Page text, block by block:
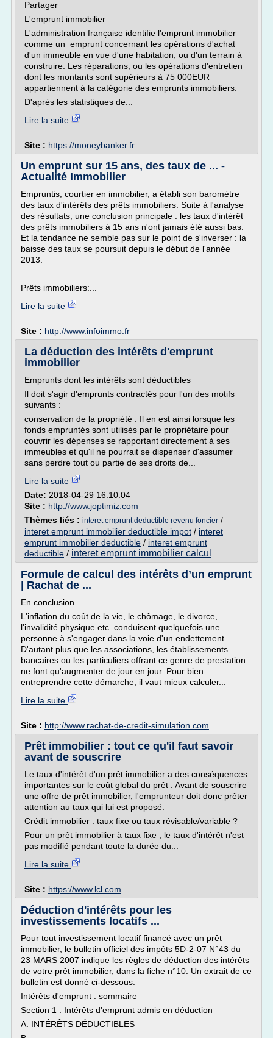
Partager
L'emprunt immobilier
L'administration française identifie l'emprunt immobilier
comme un emprunt concernant les opérations d'achat
d'un immeuble en vue d'une habitation, ou d'un terrain à
construire. Les réparations, ou les opérations d'entretien
dont les montants sont supérieurs à 75 000EUR
appartiennent à la catégorie des emprunts immobiliers.
D'après les statistiques de...
Lire la suite
Site : https://moneybanker.fr
Un emprunt sur 15 ans, des taux de ... -
Actualité Immobilier
Empruntis, courtier en immobilier, a établi son baromètre
des taux d'intérêts des prêts immobiliers. Suite à l'analyse
des résultats, une conclusion principale : les taux d'intérêt
des prêts immobiliers à 15 ans n'ont jamais été aussi bas.
Et la tendance ne semble pas sur le point de s'inverser : la
baisse des taux se poursuit depuis le début de l'année
2013.
Prêts immobiliers:...
Lire la suite
Site : http://www.infoimmo.fr
La déduction des intérêts d'emprunt
immobilier
Emprunts dont les intérêts sont déductibles
Il doit s'agir d'emprunts contractés pour l'un des motifs
suivants :
conservation de la propriété : Il en est ainsi lorsque les
fonds empruntés sont utilisés par le propriétaire pour
couvrir les dépenses se rapportant directement à ses
immeubles et qu'il ne pourrait se dispenser d'assumer
sans perdre tout ou partie de ses droits de...
Lire la suite
Date: 2018-04-29 16:10:04
Site : http://www.joptimiz.com
Thèmes liés : interet emprunt deductible revenu foncier /
interet emprunt immobilier deductible impot / interet
emprunt immobilier deductible / interet emprunt
deductible / interet emprunt immobilier calcul
Formule de calcul des intérêts d’un emprunt
| Rachat de ...
En conclusion
L'inflation du coût de la vie, le chômage, le divorce,
l'invalidité physique etc. conduisent quelquefois une
personne à s'engager dans la voie d'un endettement.
D'autant plus que les associations, les établissements
bancaires ou les particuliers offrant ce genre de prestation
ne font qu'augmenter de jour en jour. Pour bien
entreprendre cette démarche, il vaut mieux calculer...
Lire la suite
Site : http://www.rachat-de-credit-simulation.com
Prêt immobilier : tout ce qu'il faut savoir
avant de souscrire
Le taux d'intérêt d'un prêt immobilier a des conséquences
importantes sur le coût global du prêt . Avant de souscrire
une offre de prêt immobilier, l'emprunteur doit donc prêter
attention au taux qui lui est proposé.
Crédit immobilier : taux fixe ou taux révisable/variable ?
Pour un prêt immobilier à taux fixe , le taux d'intérêt n'est
pas modifié pendant toute la durée du...
Lire la suite
Site : https://www.lcl.com
Déduction d'intérêts pour les
investissements locatifs ...
Pour tout investissement locatif financé avec un prêt
immobilier, le bulletin officiel des impôts 5D-2-07 N°43 du
23 MARS 2007 indique les règles de déduction des intérêts
de votre prêt immobilier, dans la fiche n°10. Un extrait de ce
bulletin est donné ci-dessous.
Intérêts d'emprunt : sommaire
Section 1 : Intérêts d'emprunt admis en déduction
A. INTÉRÊTS DÉDUCTIBLES